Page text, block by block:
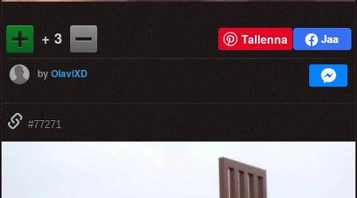
+ 3 Tallenna
byOlaviXD
#77271